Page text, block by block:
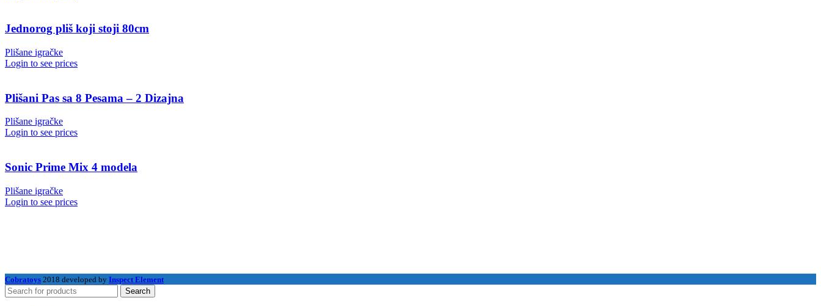
Jednorog pliš koji stoji 80cm
Plišane igračke
Login to see prices
Plišani Pas sa 8 Pesama – 2 Dizajna
Plišane igračke
Login to see prices
Sonic Prime Mix 4 modela
Plišane igračke
Login to see prices
Cobratoys 2018 developed by Inspect Element
Search